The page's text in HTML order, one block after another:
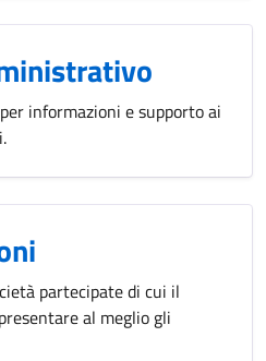
informazioni e supporto ai
partecipate di cui il
al meglio gli